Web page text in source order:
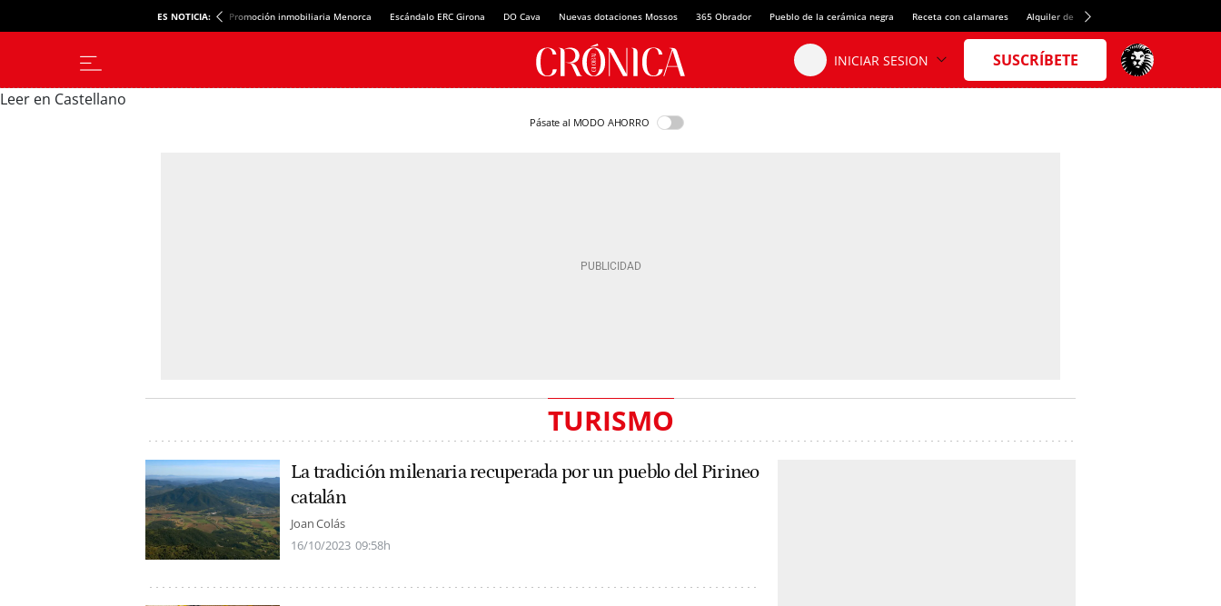
ES NOTICIA: Promoción inmobiliaria Menorca Escándalo ERC Girona DO Cava Nuevas dotaciones Mossos 365 Obrador Pueblo de la cerámica negra Receta con calamares Alquiler de habitaciones en España
Leer en Castellano
Pásate al MODO AHORRO
TURISMO
La tradición milenaria recuperada por un pueblo del Pirineo
catalán
Joan Colás
16/10/2023 09:58h